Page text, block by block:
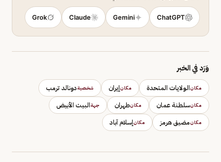
ChatGPT
Gemini
Claude
Grok
وَرَد في الخبر
مكانالولايات المتحدة مكانإيران شخصيةدونالد ترمب
مكانسلطنة عمان مكانطهران جهةالبيت الأبيض
مكانمضيق هرمز مكانإسلام آباد